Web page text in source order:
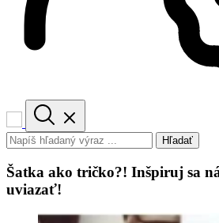
Hľadať
Šatka ako tričko?! Inšpiruj sa
uviazať!